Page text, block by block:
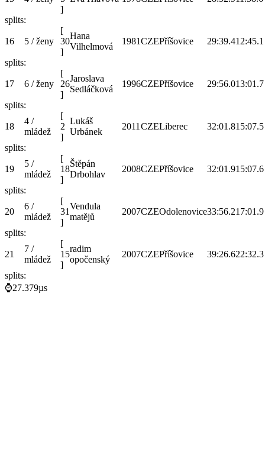
]
splits:
16 5 / ženy
[
30
]
Hana
Vilhelmová
1981CZEPříšovice 29:39.412:45.1
splits:
17 6 / ženy
[
26
]
Jaroslava
Sedláčková
1996CZEPříšovice 29:56.013:01.7
splits:
18
4 /
mládež
[
2
]
Lukáš
Urbánek
2011 CZELiberec 32:01.815:07.5
splits:
19
5 /
mládež
[
18
]
Štěpán
Drbohlav
2008CZEPříšovice 32:01.915:07.6
splits:
20
6 /
mládež
[
31
]
Vendula
matějů
2007CZEOdolenovice33:56.217:01.9
splits:
21
7 /
mládež
[
15
]
radim
opočenský
2007CZEPříšovice 39:26.622:32.3
splits:
⌚27.379µs